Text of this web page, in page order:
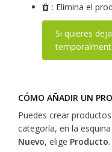
: Elimina el
Si quieres
CÓMO AÑADIR UN
Puedes crear
categoría, en la
Nuevo, elige Producto.